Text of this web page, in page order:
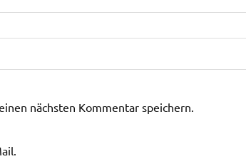
nächsten Kommentar speichern.